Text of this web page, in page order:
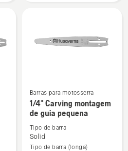
montagem
Ver
mais
sobre
1/4"
Barras para motosserra
1/4" Carving montagem
de guia pequena
Tipo de barra
Solid
Tipo de barra (longa)